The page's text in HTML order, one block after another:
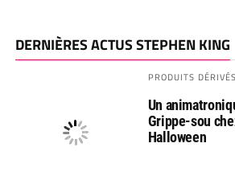
DERNIÈRES ACTUS STEPHEN KING
PRODUITS DÉRIVÉS
Un
Grippe-sou
Halloween